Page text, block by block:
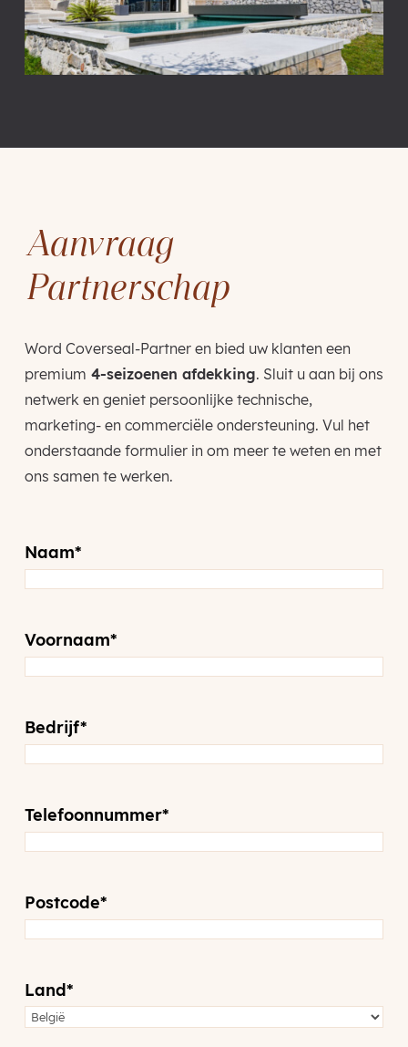
Aanvraag
Partnerschap
Word Coverseal-Partner en bied uw klanten een
premium 4-seizoenen afdekking. Sluit u aan bij ons
netwerk en geniet persoonlijke technische,
marketing- en commerciële ondersteuning. Vul het
onderstaande formulier in om meer te weten en met
ons samen te werken.
Naam*
Voornaam*
Bedrijf*
Telefoonnummer*
Postcode*
Land*